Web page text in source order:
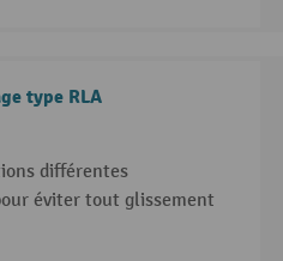
type RLA
différentes
éviter tout glissement